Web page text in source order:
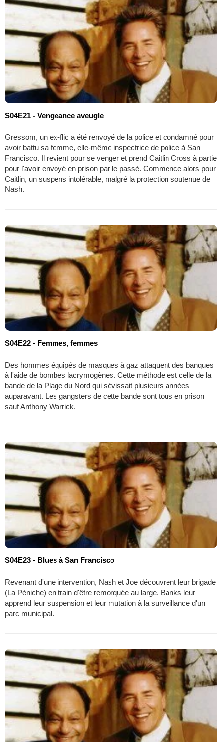
S04E21 - Vengeance aveugle
Gressom, un ex-flic a été renvoyé de la police et condamné pour
avoir battu sa femme, elle-même inspectrice de police à San
Francisco. Il revient pour se venger et prend Caitlin Cross à partie
pour l'avoir envoyé en prison par le passé. Commence alors pour
Caitlin, un suspens intolérable, malgré la protection soutenue de
Nash.
S04E22 - Femmes, femmes
Des hommes équipés de masques à gaz attaquent des banques
à l'aide de bombes lacrymogènes. Cette méthode est celle de la
bande de la Plage du Nord qui sévissait plusieurs années
auparavant. Les gangsters de cette bande sont tous en prison
sauf Anthony Warrick.
S04E23 - Blues à San Francisco
Revenant d'une intervention, Nash et Joe découvrent leur brigade
(La Péniche) en train d'être remorquée au large. Banks leur
apprend leur suspension et leur mutation à la surveillance d'un
parc municipal.